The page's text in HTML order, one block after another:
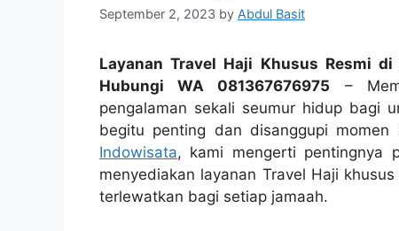
September 2, 2023 by Abdul Basit
Layanan Travel Haji Khusus Resmi
Hubungi WA 081367676975 –
pengalaman sekali seumur hidup bagi
begitu penting dan disanggupi
Indowisata, kami mengerti pentingnya
menyediakan layanan Travel Haji
terlewatkan bagi setiap jamaah.